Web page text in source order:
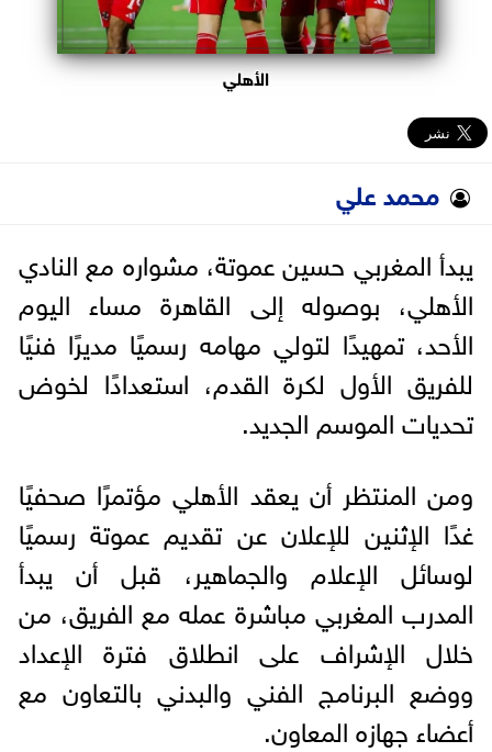
الأهلي
محمد علي
يبدأ المغربي حسين عموتة، مشواره مع النادي
الأهلي، بوصوله إلى القاهرة مساء اليوم
الأحد، تمهيدًا لتولي مهامه رسميًا مديرًا فنيًا
للفريق الأول لكرة القدم، استعدادًا لخوض
تحديات الموسم الجديد.
ومن المنتظر أن يعقد الأهلي مؤتمرًا صحفيًا
غدًا الإثنين للإعلان عن تقديم عموتة رسميًا
لوسائل الإعلام والجماهير، قبل أن يبدأ
المدرب المغربي مباشرة عمله مع الفريق، من
خلال الإشراف على انطلاق فترة الإعداد
ووضع البرنامج الفني والبدني بالتعاون مع
أعضاء جهازه المعاون.